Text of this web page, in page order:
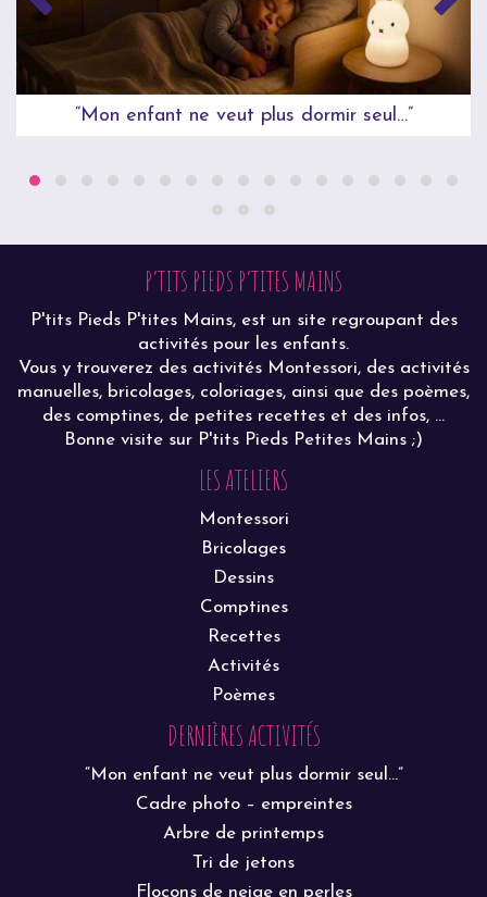
“Mon enfant ne veut plus dormir seul…”
P’TITS PIEDS P’TITES MAINS
P'tits Pieds P'tites Mains, est un site regroupant des
activités pour les enfants.
Vous y trouverez des activités Montessori, des activités
manuelles, bricolages, coloriages, ainsi que des poèmes,
des comptines, de petites recettes et des infos, ...
Bonne visite sur P'tits Pieds Petites Mains ;)
LES ATELIERS
Montessori
Bricolages
Dessins
Comptines
Recettes
Activités
Poèmes
DERNIÈRES ACTIVITÉS
“Mon enfant ne veut plus dormir seul…”
Cadre photo – empreintes
Arbre de printemps
Tri de jetons
Flocons de neige en perles